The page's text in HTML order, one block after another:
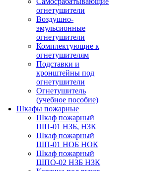
огнетушители
Воздушно-
эмульсионные
огнетушители
Комплектующие к
огнетушителям
Подставки и
кронштейны под
огнетушители
Огнетушитель
(учебное пособие)
Шкафы пожарные
Шкаф пожарный
ШП-01 НЗБ, НЗК
Шкаф пожарный
ШП-01 НОБ НОК
Шкаф пожарный
ШПО-02 НЗБ НЗК